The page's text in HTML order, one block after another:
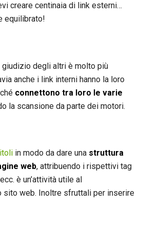
creare centinaia di link esterni…
equilibrato!
degli altri è molto più
anche i link interni hanno la loro
connettono tra loro le varie
la scansione da parte dei motori.
in modo da dare una struttura
web, attribuendo i rispettivi tag
ecc. è un’attività utile al
sito web. Inoltre sfruttali per inserire